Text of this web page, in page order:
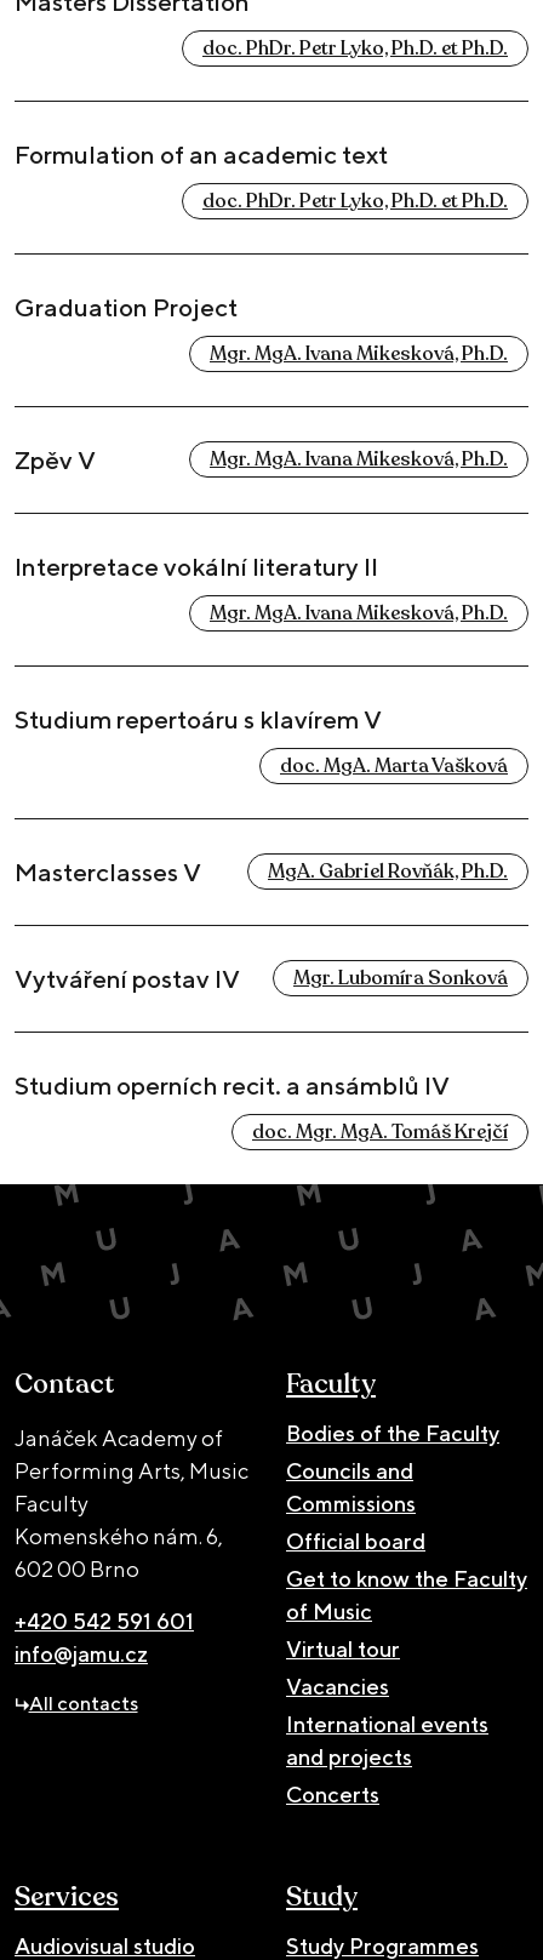
doc. PhDr. Petr Lyko, Ph.D. et Ph.D.
Formulation of an academic text
doc. PhDr. Petr Lyko, Ph.D. et Ph.D.
Graduation Project
Mgr. MgA. Ivana Mikesková, Ph.D.
Zpěv V Mgr. MgA. Ivana Mikesková, Ph.D.
Interpretace vokální literatury II
Mgr. MgA. Ivana Mikesková, Ph.D.
Studium repertoáru s klavírem V
doc. MgA. Marta Vašková
Masterclasses V MgA. Gabriel Rovňák, Ph.D.
Vytváření postav IV Mgr. Lubomíra Sonková
Studium operních recit. a ansámblů IV
doc. Mgr. MgA. Tomáš Krejčí
Contact
Janáček Academy of
Performing Arts, Music
Faculty
Komenského nám. 6,
602 00 Brno
+420 542 591 601
info@jamu.cz
All contacts
Faculty
Bodies of the Faculty
Councils and
Commissions
Official board
Get to know the Faculty
of Music
Virtual tour
Vacancies
International events
and projects
Concerts
Services
Audiovisual studio
Study
Study Programmes